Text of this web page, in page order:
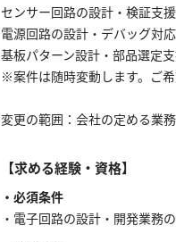
センサー回路の設計・検証支
電源回路の設計・デバッグ対
基板パターン設計・部品選定
※案件は随時変動します。ご
変更の範囲：会社の定める業務
【求める経験・資格】
・必須条件
・電子回路の設計・開発業務